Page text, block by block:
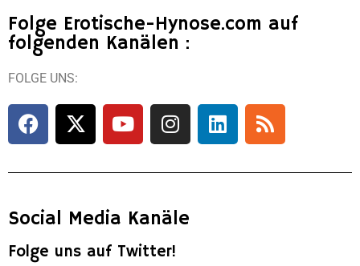
Folge Erotische-Hynose.com auf
folgenden Kanälen :
FOLGE UNS:
Social Media Kanäle
Folge uns auf Twitter!